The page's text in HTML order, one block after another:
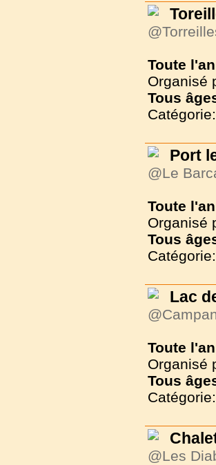
Toute
Organisé
Tous
Port
@Le
Toute
Organisé
Tous
Lac
Toute
Organisé
Tous
@Les